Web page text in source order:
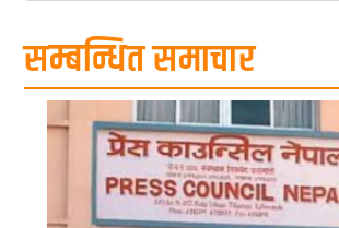
सम्बन्धित समाचार